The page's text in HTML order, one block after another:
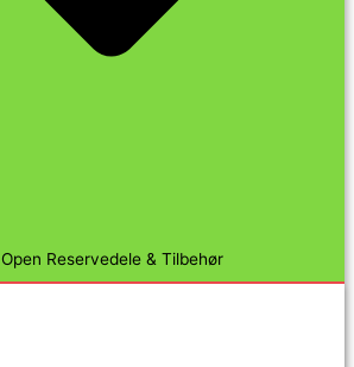
Open Reservedele & Tilbehør